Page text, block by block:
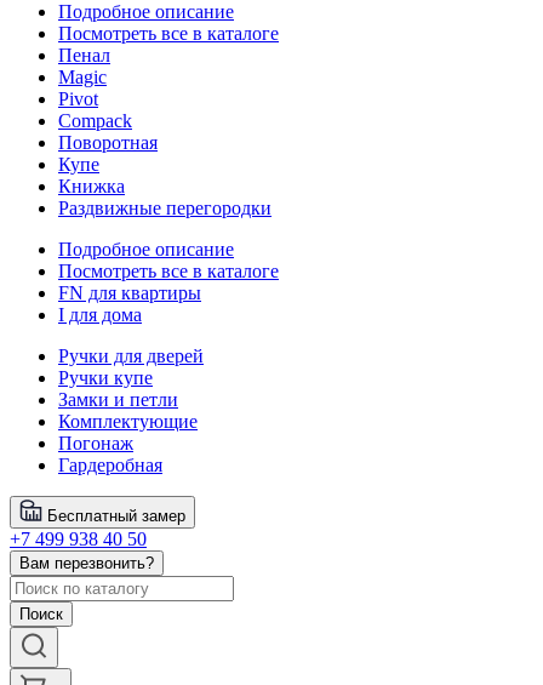
Подробное описание
Посмотреть все в каталоге
Пенал
Magic
Pivot
Compack
Поворотная
Купе
Книжка
Раздвижные перегородки
Подробное описание
Посмотреть все в каталоге
FN для квартиры
I для дома
Ручки для дверей
Ручки купе
Замки и петли
Комплектующие
Погонаж
Гардеробная
Бесплатный замер
+7 499 938 40 50
Вам перезвонить?
Поиск